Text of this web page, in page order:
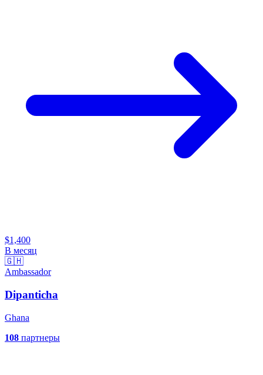
$1,400
В месяц
🇬🇭
Ambassador
Dipanticha
Ghana
108 партнеры